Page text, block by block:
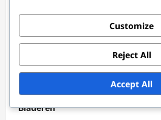
Bladeren
Customize
Reject All
Accept All